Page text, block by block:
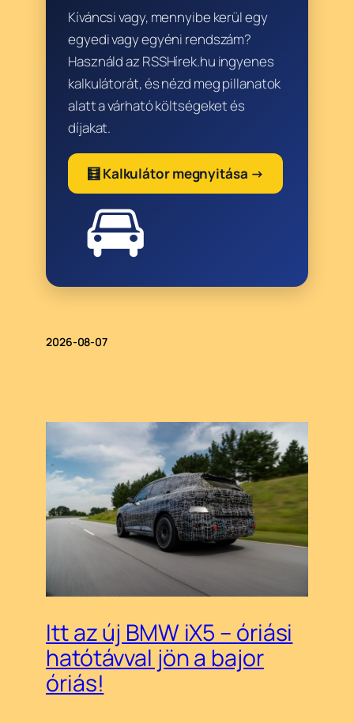
Kíváncsi vagy, mennyibe kerül egy
egyedi vagy egyéni rendszám?
Használd az RSSHírek.hu ingyenes
kalkulátorát, és nézd meg pillanatok
alatt a várható költségeket és
díjakat.
🧮 Kalkulátor megnyitása →
🚘
2026-08-07
Itt az új BMW iX5 – óriási
hatótávval jön a bajor
óriás!